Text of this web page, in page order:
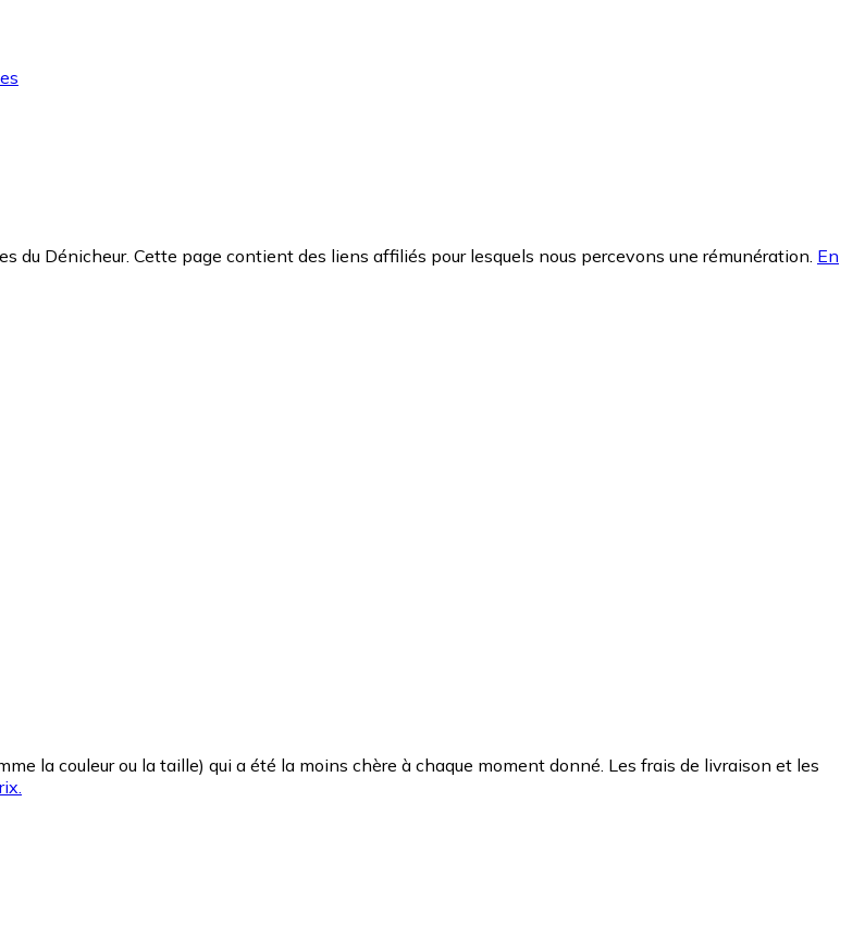
du Dénicheur. Cette page contient des liens affiliés pour lesquels nous percevons une rémunération. En
la couleur ou la taille) qui a été la moins chère à chaque moment donné. Les frais de livraison et les